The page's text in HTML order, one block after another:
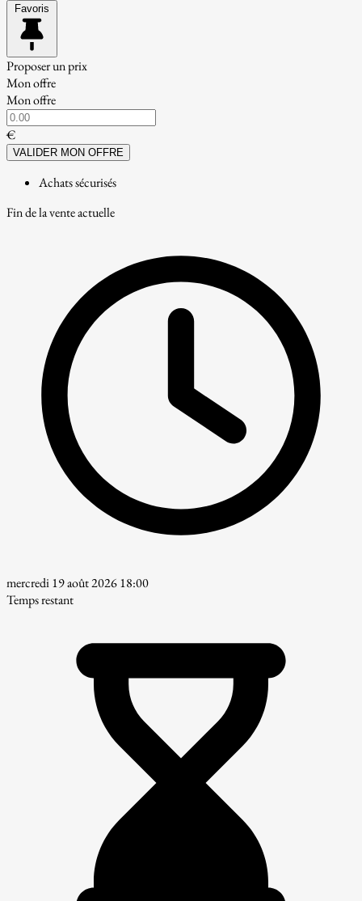
Favoris
Proposer un prix
Mon offre
Mon offre
€
VALIDER MON OFFRE
Achats sécurisés
Fin de la vente actuelle
mercredi 19 août 2026 18:00
Temps restant